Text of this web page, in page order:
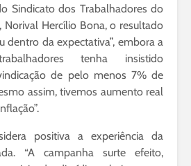
Sindicato dos Trabalhadores do
Norival Hercílio Bona, o resultado
dentro da expectativa”, embora a
tenha insistido
de pelo menos 7% de
assim, tivemos aumento real
positiva a experiência da
“A campanha surte efeito,